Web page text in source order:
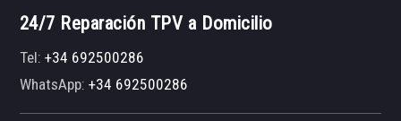
24/7 Reparación TPV a Domicilio
Tel:+34 692500286
WhatsApp:+34 692500286